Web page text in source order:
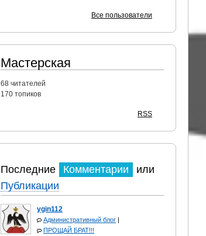
Все пользователи
Мастерская
68 читателей
170 топиков
RSS
Последние Комментарии
или
Публикации
ygin112
Административный блог |
ПРОЩАЙ БРАТ!!!